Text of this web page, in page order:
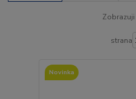
Zobrazuji
strana
Novinka